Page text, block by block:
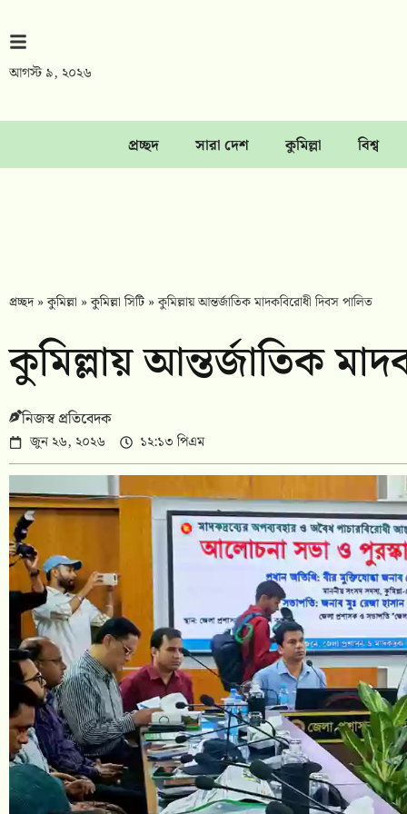
আগস্ট ৯, ২০২৬
প্রচ্ছদ সারা দেশ কুমিল্লা বিশ্ব
প্রচ্ছদ»কুমিল্লা »কুমিল্লা সিটি »কুমিল্লায় আন্তর্জাতিক মাদকবিরোধী দিবস পালিত
কুমিল্লায় আন্তর্জাতিক
নিজস্ব প্রতিবেদক
জুন ২৬, ২০২৬ ১২:১৩ পিএম